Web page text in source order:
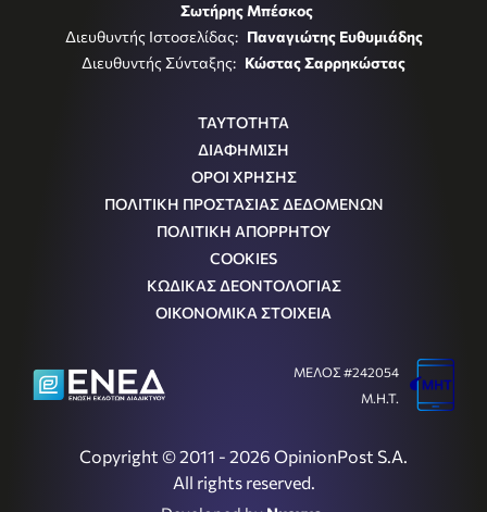
Σωτήρης Μπέσκος
Διευθυντής Ιστοσελίδας: Παναγιώτης Ευθυμιάδης
Διευθυντής Σύνταξης: Κώστας Σαρρηκώστας
ΤΑΥΤΟΤΗΤΑ
ΔΙΑΦΗΜΙΣΗ
ΟΡΟΙ ΧΡΗΣΗΣ
ΠΟΛΙΤΙΚΗ ΠΡΟΣΤΑΣΙΑΣ ΔΕΔΟΜΕΝΩΝ
ΠΟΛΙΤΙΚΗ ΑΠΟΡΡΗΤΟΥ
COOKIES
ΚΩΔΙΚΑΣ ΔΕΟΝΤΟΛΟΓΙΑΣ
ΟΙΚΟΝΟΜΙΚΑ ΣΤΟΙΧΕΙΑ
Copyright © 2011 - 2026 OpinionPost S.A.
All rights reserved.
ΜΕΛΟΣ #242054
Μ.Η.Τ.